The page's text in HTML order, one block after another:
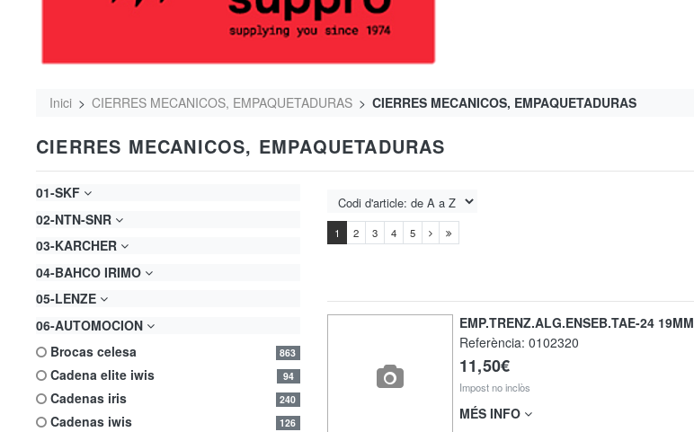
Inici CIERRES MECANICOS, EMPAQUETADURAS CIERRES MECANICOS, EMPAQUETADURAS
CIERRES MECANICOS, EMPAQUETADURAS
01-SKF
02-NTN-SNR
03-KARCHER
04-BAHCO IRIMO
05-LENZE
06-AUTOMOCION
brocas celesa
863
cadena elite iwis 94
cadenas iris 240
cadenas iwis 126
1 2 3 4 5
EMP.TRENZ.ALG.ENSEB.TAE-24 19MM
Referència: 0102320
11,50€
Impost no inclòs
MÉS INFO